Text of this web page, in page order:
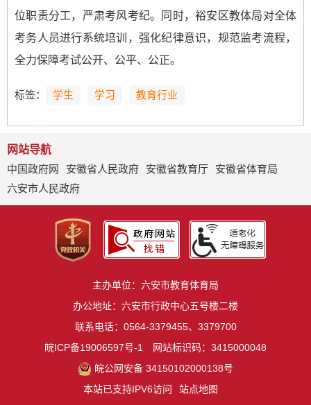
位职责分工，严肃考风考纪。同时，裕安区教体局对全体
考务人员进行系统培训，强化纪律意识，规范监考流程，
全力保障考试公开、公平、公正。
标签： 学生 学习 教育行业
网站导航
中国政府网
安徽省人民政府 安徽省教育厅
安徽省体育局
六安市人民政府
主办单位：六安市教育体育局
办公地址：六安市行政中心五号楼二楼
联系电话：0564-3379455、3379700
皖ICP备19006597号-1
网站标识码：3415000048
皖公网安备 34150102000138号
本站已支持IPV6访问
站点地图